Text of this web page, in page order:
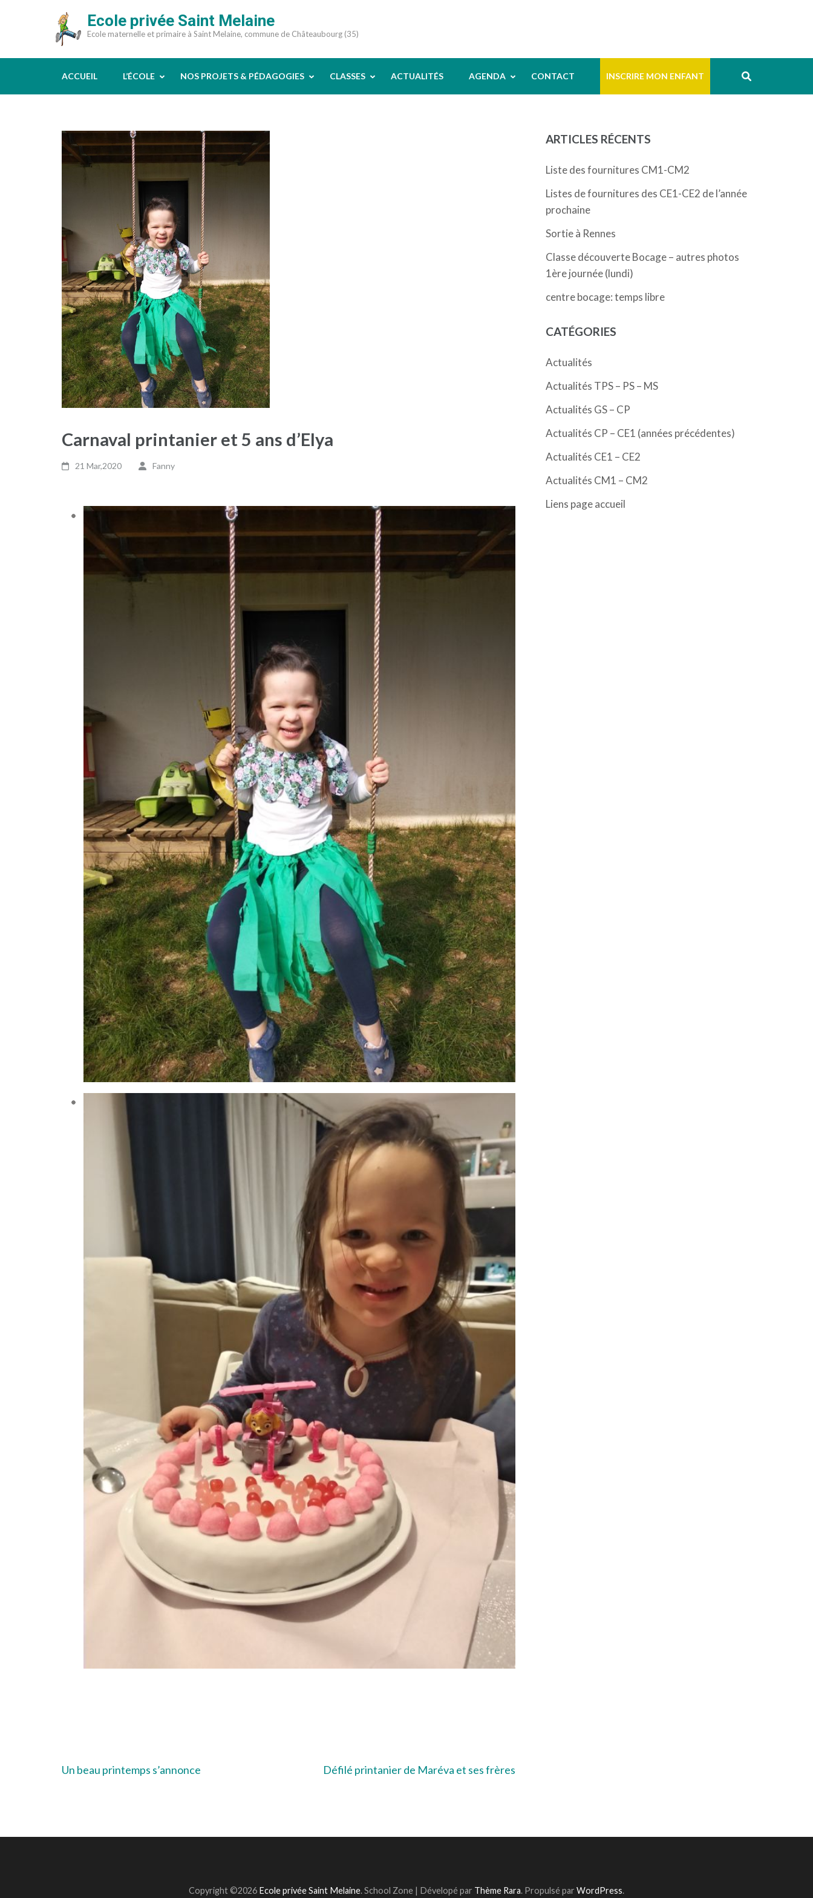
(Pressez
Ecole privée Saint Melaine
Ecole maternelle et primaire à Saint Melaine, commune de Châteaubourg (35)
ACCUEIL L’ÉCOLE NOS PROJETS & PÉDAGOGIES CLASSES ACTUALITÉS AGENDA CONTACT INSCRIRE MON ENFANT
Carnaval printanier et 5 ans d’Elya
21 Mar,2020 Fanny
Navigation
Un beau printemps s’annonce Défilé printanier de Maréva et ses frères
ARTICLES RÉCENTS
Liste des fournitures CM1-CM2
Listes de fournitures des CE1-CE2 de l’année
prochaine
Sortie à Rennes
Classe découverte Bocage – autres photos
1ère journée (lundi)
centre bocage: temps libre
CATÉGORIES
Actualités
Actualités TPS – PS – MS
Actualités GS – CP
Actualités CP – CE1 (années précédentes)
Actualités CE1 – CE2
Actualités CM1 – CM2
Liens page accueil
Copyright ©2026 Ecole privée Saint Melaine.School Zone | Dévelopé par Thème Rara. Propulsé par WordPress.